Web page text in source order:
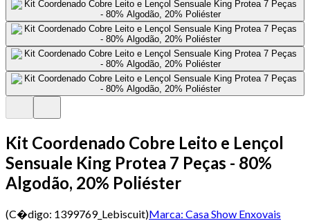
Kit Coordenado Cobre Leito e Lençol
Sensuale King Protea 7 Peças - 80%
Algodão, 20% Poliéster
(C�digo: 1399769_Lebiscuit)Marca: Casa Show Enxovais